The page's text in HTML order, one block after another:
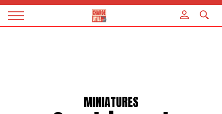
Magazine
MINIATURES
Panneau de gestion des cookies